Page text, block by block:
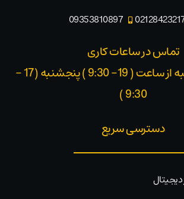
09353810897
تماس در ساعات کاری
شنبه تا چهارشنبه از ساعت ( 19- 9:30 ) پنجشنبه (17 -
9:30 )​
دسترسی سریع